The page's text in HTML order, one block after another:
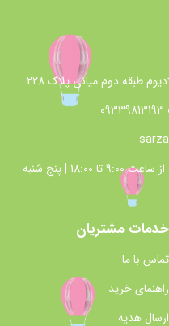
طبقه دوم میانی پلاک 228
ساعت پاسخگويي شنبه تا چهار شنبه از ساعت 9:00 تا 18:00 | پنج شنبه
خدمات مشتریان
تماس با ما
راهنمای خرید
ارسال هدیه